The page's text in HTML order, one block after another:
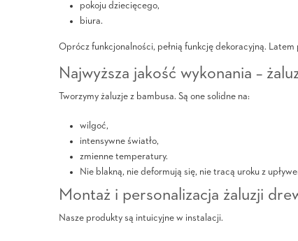
pokoju dziecięcego,
biura.
Oprócz funkcjonalności, pełnią funkcję dekoracyjną.
Najwyższa jakość wykonania –
Tworzymy żaluzje z bambusa. Są one solidne na:
wilgoć,
intensywne światło,
zmienne temperatury.
Nie blakną, nie deformują się, nie tracą uroku z
Montaż i personalizacja żaluzji
Nasze produkty są intuicyjne w instalacji.